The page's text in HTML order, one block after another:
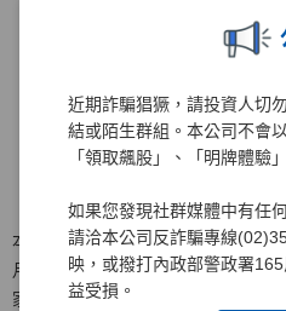
近期詐騙猖獗，請投資人切
結或陌生群組。本公司不會
「領取飆股」、「明牌體驗
如果您發現社群媒體中有任
請洽本公司反詐騙專線
映，或撥打內政部警政署
益受損。
升暨調薪等，使董事會能夠確
關部門已建立即時提報董事會
會及獨立董事均能掌握市場變
本公司於2021年底委託「社團法人
月1日~2021年9月30日期間進行董
家二位分別就1.董事會之組成、 2.